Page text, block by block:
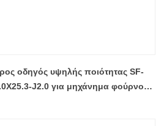
οδηγός υψηλής ποιότητας SF-
J2.0 για μηχάνημα φούρνου